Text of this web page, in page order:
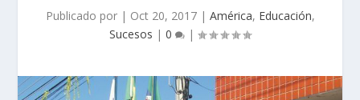
Publicado por | Oct 20, 2017| América, Educación,
Sucesos | 0 |